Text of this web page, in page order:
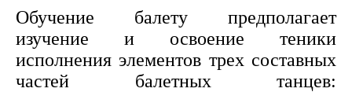
Обучение балету предполагает
изучение и освоение теники
исполнения элементов трех составных
частей балетных танцев: